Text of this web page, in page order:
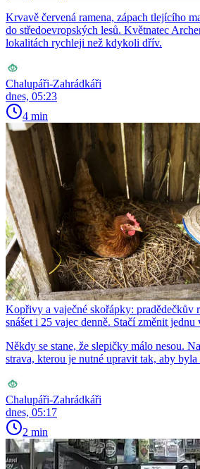
Krvavě červená ramena, zápach tlejícího
do středoevropských lesů. Květnatec
lokalitách rychleji než kdykoli dřív.
Chalupáři-Zahrádkáři
dnes, 05:23
4 min
Kopřivy a vaječné skořápky: pradědečkův
snášet i 25 vajec denně. Stačí změnit
Někdy se stane, že slepičky málo nesou.
strava, kterou je nutné upravit tak, aby
Chalupáři-Zahrádkáři
dnes, 05:17
2 min